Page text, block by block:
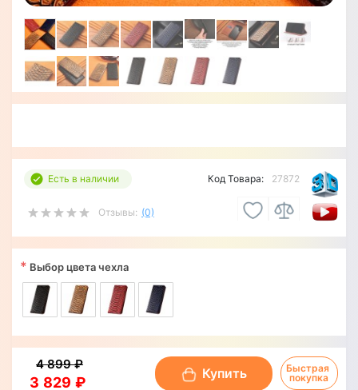
Есть в наличии
Отзывы: (0)
Код Товара: 27872
* Выбор цвета чехла
3 829 ₽
4 899 ₽
Купить
Быстрая
покупка